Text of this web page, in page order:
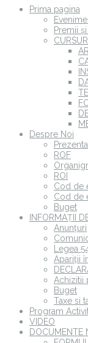
Prima pagina
Premii
CURSURI
Despre Noi
ROF
ROI
Cod de
Cod de
Buget
INFORMAȚII
Anunțuri
Legea
Apariții
Achizitii
Buget
Taxe si
Program
VIDEO
DOCUMENTE